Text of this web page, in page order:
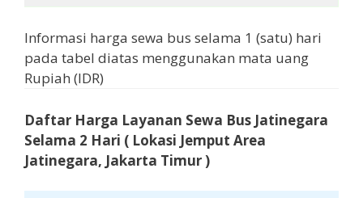
Informasi harga sewa bus selama 1 (satu) hari
pada tabel diatas menggunakan mata uang
Rupiah (IDR)
Daftar Harga Layanan Sewa Bus Jatinegara
Selama 2 Hari ( Lokasi Jemput Area
Jatinegara, Jakarta Timur )